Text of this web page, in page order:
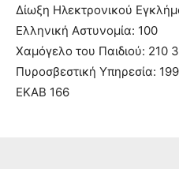
Δίωξη Ηλεκτρονικού
Ελληνική Αστυνομία: 100
Χαμόγελο του Παιδιού: 210
Πυροσβεστική Υπηρεσία: 199
ΕΚΑΒ 166